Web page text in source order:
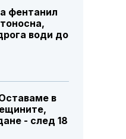
фентанил
води до
в
- след 18